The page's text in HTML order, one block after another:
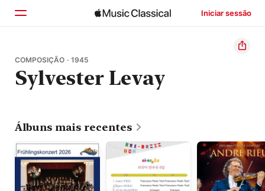
Iniciar sessão
Início
Explorar
COMPOSIÇÃO · 1945
Sylvester Levay
Álbuns mais recentes